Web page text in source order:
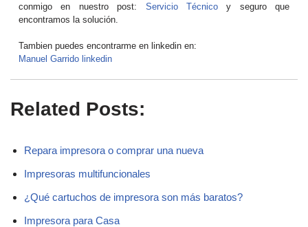
conmigo en nuestro post: Servicio Técnicoy seguro que
encontramos la solución.
Tambien puedes encontrarme en linkedin en:
Manuel Garrido linkedin
Related Posts:
Repara impresora o comprar una nueva
Impresoras multifuncionales
¿Qué cartuchos de impresora son más baratos?
Impresora para Casa